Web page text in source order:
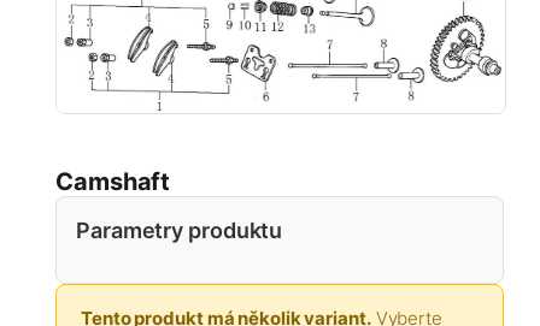
Camshaft
Parametry produktu
Tento produkt má několik variant.Vyberte